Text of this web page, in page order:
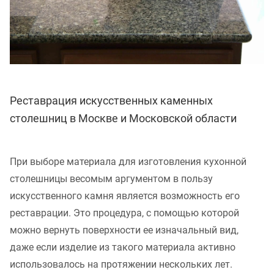
Реставрация искусственных каменных
столешниц в Москве и Московской области
При выборе материала для изготовления кухонной
столешницы весомым аргументом в пользу
искусственного камня является возможность его
реставрации. Это процедура, с помощью которой
можно вернуть поверхности ее изначальный вид,
даже если изделие из такого материала активно
использовалось на протяжении нескольких лет.